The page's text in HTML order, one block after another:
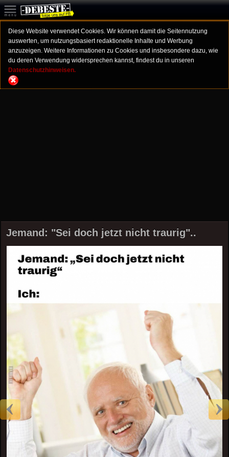
Diese Website verwendet Cookies. Wir können damit die Seitennutzung
auswerten, um nutzungsbasiert redaktionelle Inhalte und Werbung
anzuzeigen. Weitere Informationen zu Cookies und insbesondere dazu, wie
du deren Verwendung widersprechen kannst, findest du in unseren
Datenschutzhinweisen.
Jemand: "Sei doch jetzt nicht traurig"..